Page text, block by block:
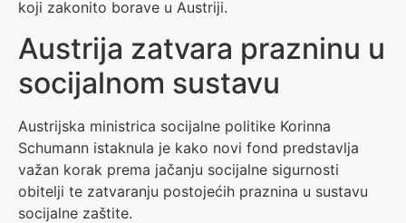
koji zakonito borave u Austriji.
Austrija zatvara prazninu u
socijalnom sustavu
Austrijska ministrica socijalne politike Korinna
Schumann istaknula je kako novi fond predstavlja
važan korak prema jačanju socijalne sigurnosti
obitelji te zatvaranju postojećih praznina u sustavu
socijalne zaštite.